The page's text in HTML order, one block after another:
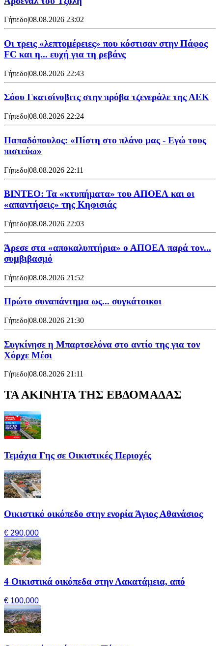
Γήπεδο|08.08.2026 23:02
Οι τρεις «λεπτομέρειες» που κόστισαν στην Πάφος
FC και η... ευχή για τη ρεβάνς
Γήπεδο|08.08.2026 22:43
Σόου Γκατσίνοβιτς στην πρόβα τζενεράλε της ΑΕΚ
Γήπεδο|08.08.2026 22:24
Παπαδόπουλος: «Πίστη στο πλάνο μας - Εγώ τους
πιστεύω»
Γήπεδο|08.08.2026 22:11
ΒΙΝΤΕΟ: Τα «κτυπήματα» του ΑΠΟΕΛ και οι
«απαντήσεις» της Κηφισιάς
Γήπεδο|08.08.2026 22:03
Άρεσε στα «αποκαλυπτήρια» ο ΑΠΟΕΛ παρά τον...
συμβιβασμό
Γήπεδο|08.08.2026 21:52
Πρώτο συναπάντημα ως... συγκάτοικοι
Γήπεδο|08.08.2026 21:30
Συγκίνησε η Μπαρτσελόνα στο αντίο της για τον
Χόρχε Μέσι
Γήπεδο|08.08.2026 21:11
ΤΑ ΑΚΙΝΗΤΑ ΤΗΣ ΕΒΔΟΜΑΔΑΣ
Τεμάχια Γης σε Οικιστικές Περιοχές
Οικιστικό οικόπεδο στην ενορία Άγιος Αθανάσιος
€ 290,000
4 Οικιστικά οικόπεδα στην Λακατάμεια, από
€ 100,000